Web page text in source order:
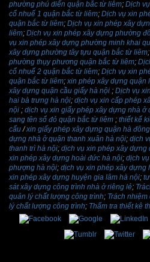
phường phú diến quận bắc từ liêm; Dịch
cổ nhuế 1 quận bắc từ liêm; Dịch vụ xin
quận bắc từ liêm; Dịch vụ xin phép xây
liêm; Dịch vụ xin phép xây dựng phường
vụ xin phép xây dựng phường minh khai
xây dựng phường tây tựu quận bắc từ liêm;
phường thụy phương quận bắc từ liêm;
cổ nhuế 2 quận bắc từ liêm; Dịch vụ xin
quận bắc từ liêm;xin phép xây dựng quận
xây dựng quận cầu giấy hà nội ; Dịch vụ
hai bà trưng hà nội; dịch vụ xin cấp phép
nội ; dịch vụ xin giấy phép xây dựng nhà ở
sang tên sổ đỏ quận bắc từ liêm ; thiết kế
cấu/xin giấy phép xây dựng quận hà
dựng nhà ở quận thanh xuân hà nội; dịch
thanh trì hà nội; dịch vụ xin phép xây dựng
xin phép xây dựng hoài đức hà nội; dịch
phượng hà nội; dịch vụ xin phép xây dựng
xin phép xây dựng huyện gia lâm hà nội;
sát xây dựng công trình nhà ở riêng lẻ;
quản lý chất lượng công trình; Trách
lý chất lượng công trình; Thẩm tra thiết kê